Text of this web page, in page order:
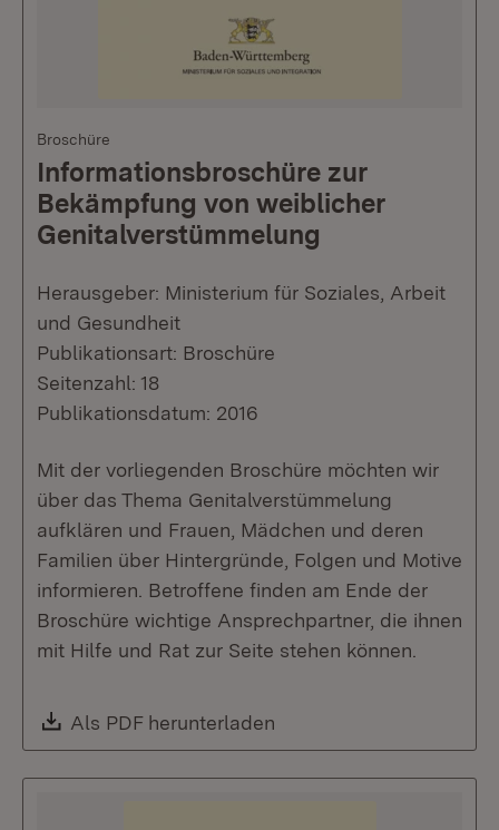
Broschüre
Informationsbroschüre zur
Bekämpfung von weiblicher
Genitalverstümmelung
Herausgeber: Ministerium für Soziales, Arbeit
und Gesundheit
Publikationsart: Broschüre
Seitenzahl: 18
Publikationsdatum: 2016
Mit der vorliegenden Broschüre möchten wir
über das Thema Genitalverstümmelung
aufklären und Frauen, Mädchen und deren
Familien über Hintergründe, Folgen und Motive
informieren. Betroffene finden am Ende der
Broschüre wichtige Ansprechpartner, die ihnen
mit Hilfe und Rat zur Seite stehen können.
Download:
Als PDF herunterladen